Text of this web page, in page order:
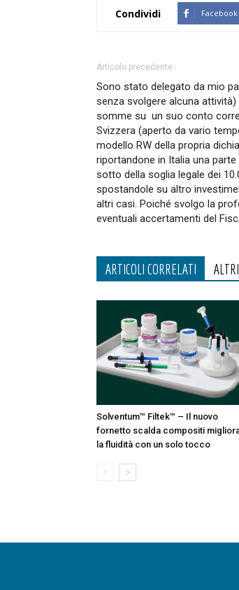
Condividi Facebook
Articolo precedente
Sono stato delegato da mio
senza svolgere alcuna attività)
somme su un suo conto
Svizzera (aperto da vario
modello RW della propria
riportandone in Italia una parte
sotto della soglia legale dei
spostandole su altro
altri casi. Poiché svolgo la
eventuali accertamenti del
ARTICOLI CORRELATI
Solventum™ Filtek™ – Il nuovo
fornetto scalda compositi
la fluidità con un solo tocco